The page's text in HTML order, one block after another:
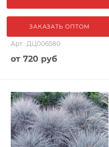
ЗАКАЗАТЬ ОПТОМ
Арт.: ДЦ006580
от720 руб